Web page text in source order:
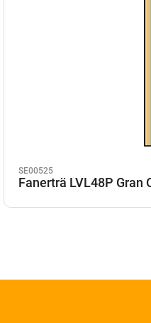
SE00525
Fanerträ LVL48P Gran